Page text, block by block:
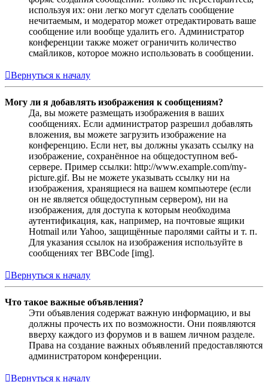
используя их: они легко могут сделать сообщение
нечитаемым, и модератор может отредактировать ваше
сообщение или вообще удалить его. Администратор
конференции также может ограничить количество
смайликов, которое можно использовать в сообщении.
Вернуться к началу
Могу ли я добавлять изображения к сообщениям?
Да, вы можете размещать изображения в ваших
сообщениях. Если администратор разрешил добавлять
вложения, вы можете загрузить изображение на
конференцию. Если нет, вы должны указать ссылку на
изображение, сохранённое на общедоступном веб-
сервере. Пример ссылки: http://www.example.com/my-
picture.gif. Вы не можете указывать ссылку ни на
изображения, хранящиеся на вашем компьютере (если
он не является общедоступным сервером), ни на
изображения, для доступа к которым необходима
аутентификация, как, например, на почтовые ящики
Hotmail или Yahoo, защищённые паролями сайты и т. п.
Для указания ссылок на изображения используйте в
сообщениях тег BBCode [img].
Вернуться к началу
Что такое важные объявления?
Эти объявления содержат важную информацию, и вы
должны прочесть их по возможности. Они появляются
вверху каждого из форумов и в вашем личном разделе.
Права на создание важных объявлений предоставляются
администратором конференции.
Вернуться к началу